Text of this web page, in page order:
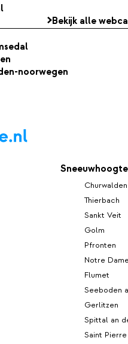
Bekijk alle
noorwegen
Churwalden
Thierbach
Sankt Veit
Golm
Pfronten
Notre
Flumet
Seeboden
Gerlitzen
Spittal an
Saint Pierre